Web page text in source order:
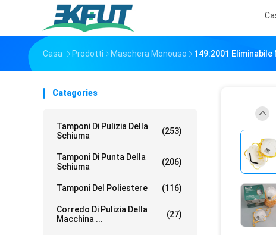
Casa Prodotti Maschera Monouso 149:2001
Catagories
Tamponi Di Pulizia Della
Schiuma
(253)
Tamponi Di Punta Della
Schiuma
(206)
Tamponi Del Poliestere (116)
Corredo Di Pulizia Della
Macchina ...
(27)